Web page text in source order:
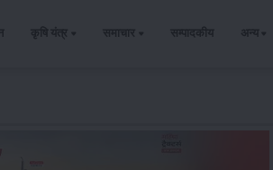
कृषि यंत्र समाचार सम्पादकीय अन्य